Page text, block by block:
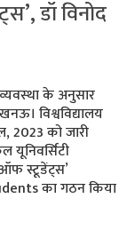
डॉ विनोद
के अनुसार
विश्वविद्यालय
2023 को जारी
यूनिवर्सिटी
स्टूडेंट्स’
का गठन किया